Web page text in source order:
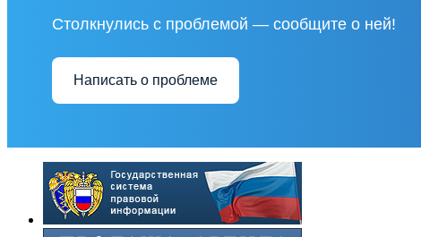
Столкнулись с проблемой — сообщите о ней!
Написать о проблеме